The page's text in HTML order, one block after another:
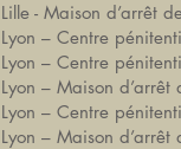
Lille - Maison d’arrêt
Lyon – Centre
Lyon – Centre
Lyon – Maison d’arrêt
Lyon – Centre
Lyon – Maison d’arrêt